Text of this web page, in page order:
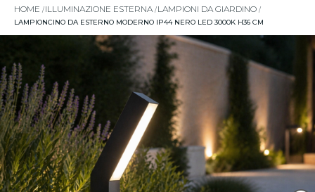
HOME ILLUMINAZIONE ESTERNA LAMPIONI DA GIARDINO
LAMPIONCINO DA ESTERNO MODERNO IP44 NERO LED 3000K H36 CM